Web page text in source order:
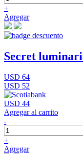
+
Agregar
Secret
USD 64
USD 52
USD 44
Agregar al carrito
-
+
Agregar